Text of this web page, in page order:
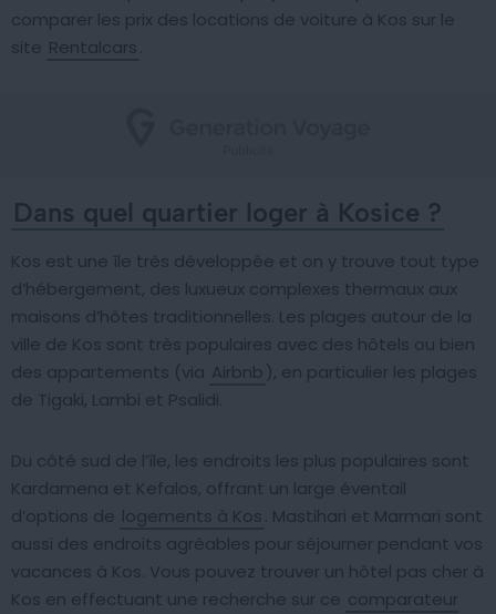
comparer les prix des locations de voiture à Kos sur le
site Rentalcars
Dans quel quartier loger à Kosice ?
Kos est une île très développée et on y trouve tout type
d’hébergement, des luxueux complexes thermaux aux
maisons d’hôtes traditionnelles. Les plages autour de la
ville de Kos sont très populaires avec des hôtels ou bien
des appartements (via Airbnb), en particulier les plages
de Tigaki, Lambi et Psalidi.
Du côté sud de l’île, les endroits les plus populaires sont
Kardamena et Kefalos, offrant un large éventail
d’options de logements à Kos . Mastihari et Marmari sont
aussi des endroits agréables pour séjourner pendant vos
vacances à Kos. Vous pouvez trouver un hôtel pas cher à
Kos en effectuant une recherche sur ce comparateur